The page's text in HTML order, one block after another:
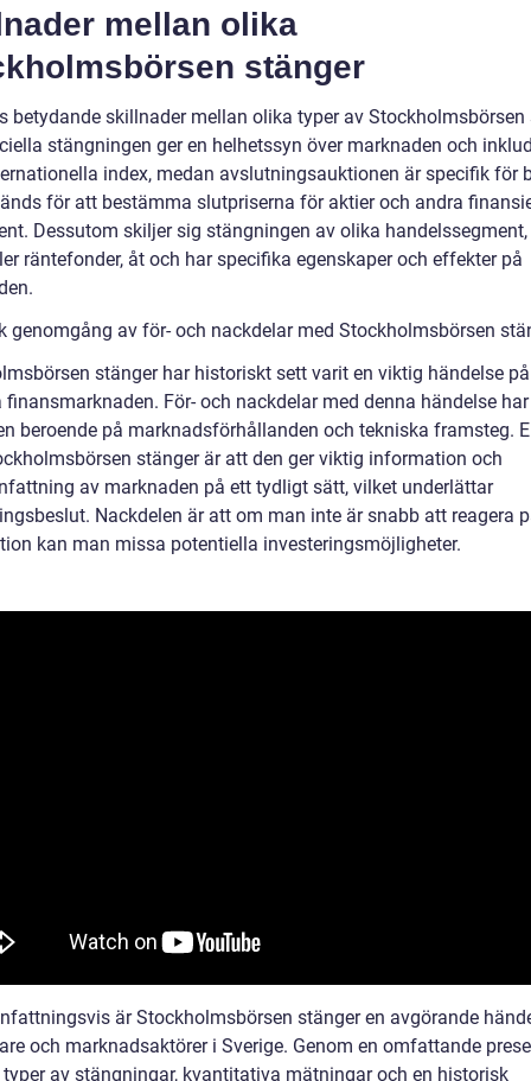
mellan olika
stänger
betydande skillnader mellan olika typer av Stockholmsbörsen
stängningen ger en helhetssyn över marknaden och
index, medan avslutningsauktionen är specifik för
för att bestämma slutpriserna för aktier och andra
Dessutom skiljer sig stängningen av olika
räntefonder, åt och har specifika egenskaper och effekter på
genomgång av för- och nackdelar med Stockholmsbörsen
stänger har historiskt sett varit en viktig händelse
finansmarknaden. För- och nackdelar med denna händelse
beroende på marknadsförhållanden och tekniska framsteg.
stänger är att den ger viktig information och
av marknaden på ett tydligt sätt, vilket underlättar
Nackdelen är att om man inte är snabb att reagera
kan man missa potentiella investeringsmöjligheter.
är Stockholmsbörsen stänger en avgörande
och marknadsaktörer i Sverige. Genom en omfattande
av stängningar, kvantitativa mätningar och en historisk